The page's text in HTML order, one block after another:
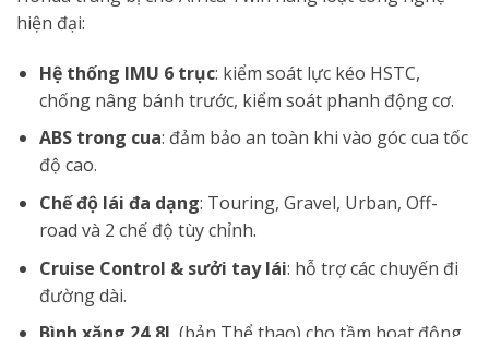
hiện đại:
Hệ thống IMU 6 trục: kiểm soát lực kéo HSTC,
chống nâng bánh trước, kiểm soát phanh động cơ.
ABS trong cua: đảm bảo an toàn khi vào góc cua tốc
độ cao.
Chế độ lái đa dạng: Touring, Gravel, Urban, Off-
road và 2 chế độ tùy chỉnh.
Cruise Control & sưởi tay lái: hỗ trợ các chuyến đi
đường dài.